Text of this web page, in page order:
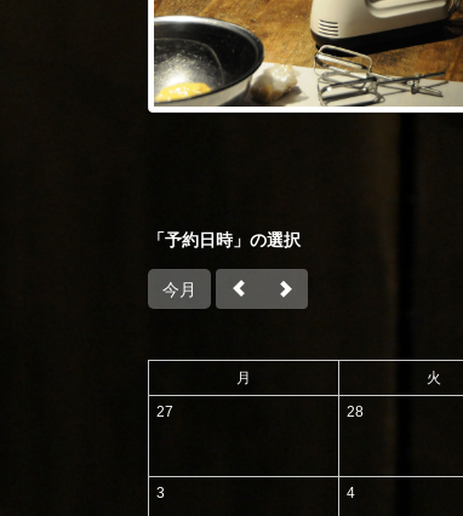
「予約日時」の選択
今月
月 火
27
28
3 4